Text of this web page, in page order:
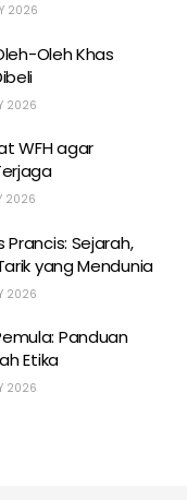
2026
Oleh Khas
2026
WFH agar
2026
Sejarah,
yang Mendunia
2026
Panduan
Etika
2026